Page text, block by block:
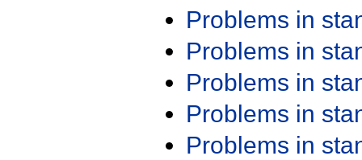
Problems in
Problems in
Problems in
Problems in
Problems in